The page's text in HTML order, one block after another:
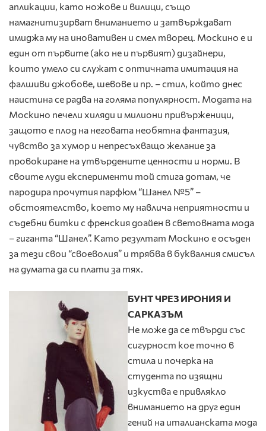
апликации, като ножове и вилици, също
намагнитизирват вниманието и затвърждават
имиджа му на иновативен и смел творец. Москино е и
един от първите (ако не и първият) дизайнери,
които умело си служат с оптичната имитация на
фалшиви джобове, шевове и пр. – стил, който днес
наистина се радва на голяма популярност. Модата на
Москино печели хиляди и милиони привърженици,
защото е плод на неговата необятна фантазия,
чувство за хумор и непресъхващо желание за
провокиране на утвърдените ценности и норми. В
своите луди експерименти той стига дотам, че
пародира прочутия парфюм “Шанел №5” –
обстоятелство, което му навлича неприятности и
съдебни битки с френския доайен в световната мода
– гиганта “Шанел”. Като резултат Москино е осъден
за тези свои “своеволия” и трябва в буквалния смисъл
на думата да си плати за тях.
БУНТ ЧРЕЗ ИРОНИЯ И
САРКАЗЪМ
Не може да се твърди със
сигурност кое точно в
стила и почерка на
студента по изящни
изкуства е привлякло
вниманието на друг един
гений на италианската мода